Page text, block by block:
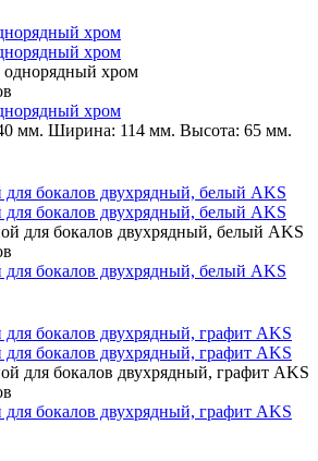
хром
хром
хром
мм. Ширина: 114 мм. Высота: 65 мм.
для бокалов двухрядный, белый AKS
для бокалов двухрядный, белый AKS
для бокалов двухрядный, белый AKS
для бокалов двухрядный, графит AKS
для бокалов двухрядный, графит AKS
для бокалов двухрядный, графит AKS